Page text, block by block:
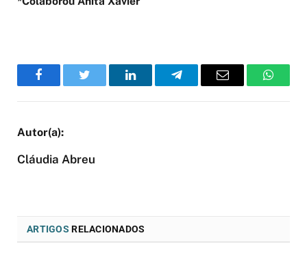
*Colaborou Anita Xavier
Cláudia Abreu
ARTIGOS RELACIONADOS